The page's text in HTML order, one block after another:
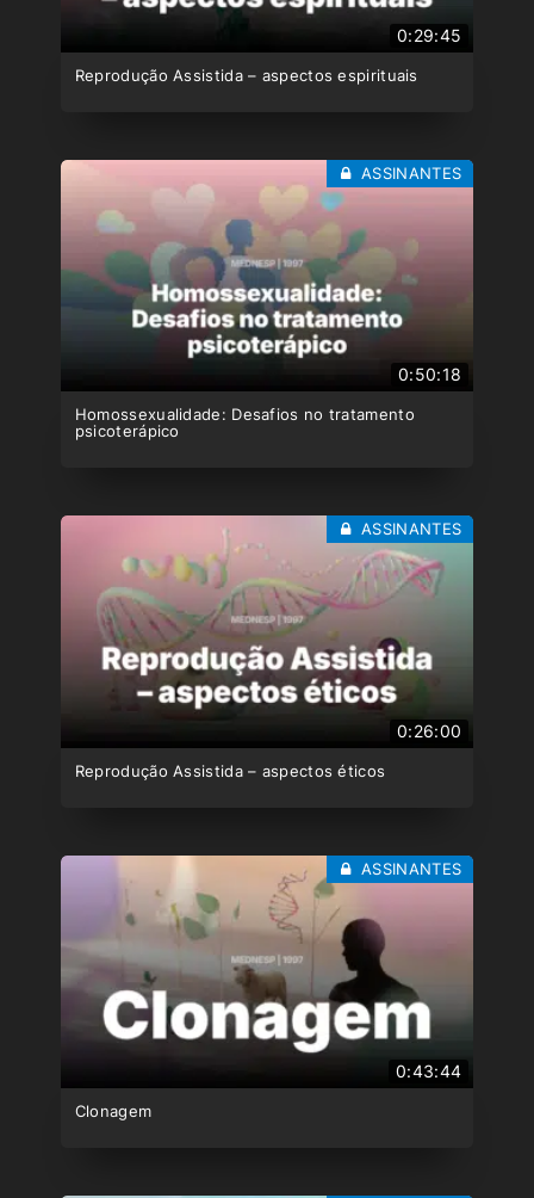
0:29:45
Reprodução Assistida – aspectos espirituais
0:50:18
Homossexualidade: Desafios no tratamento
psicoterápico
ASSINANTES
0:26:00
Reprodução Assistida – aspectos éticos
ASSINANTES
0:43:44
Clonagem
ASSINANTES